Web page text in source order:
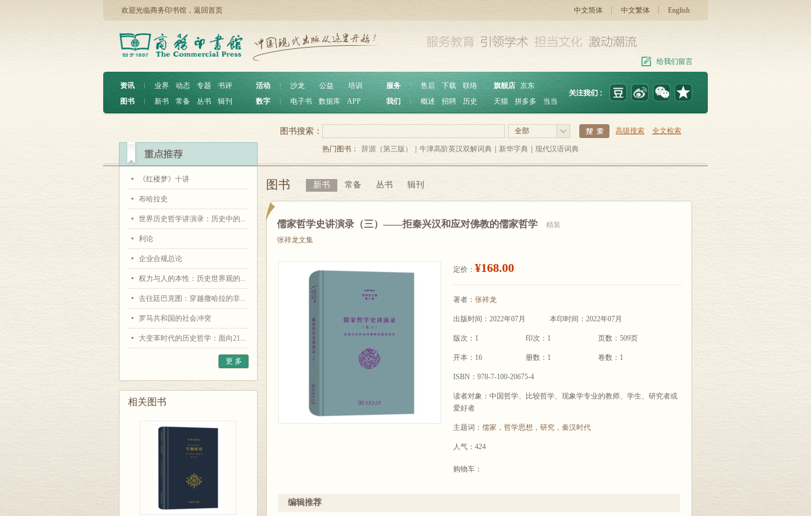
欢迎光临商务印书馆， 返回首页 中文简体 中文繁体 English
给我们留言
资讯 ︱ 业界 动态 专题
书评
图书
︱ 新书 常备 丛书 辑刊
活动 沙龙 公益
培训
数字
电子书 数据库 APP
服务 ︱ 售后 下载
联络
我们
概述 招聘 历史
旗舰店 京东
天猫
拼多多 当当
《红楼梦》十讲
布哈拉史
世界历史哲学讲演录：历史中的...
利论
企业合规总论
权力与人的本性：历史世界观的...
去往廷巴克图：穿越撒哈拉的非...
罗马共和国的社会冲突
大变革时代的历史哲学：面向21...
更 多
相关图书
全部 高级搜索 全文检索
图书搜索：
热门图书： 辞源（第三版） 牛津高阶英汉双解词典 新华字典 现代汉语词典
图书 新书 常备 丛书 辑刊
儒家哲学史讲演录（三）——拒秦兴汉和应对佛教的儒家哲学
精装
张祥龙文集
定价： ¥168.00
著者： 张祥龙
出版时间：2022年07月 本印时间：2022年07月
版次：1 印次：1 页数：509页
开本：16 册数：1 卷数：1
ISBN：978-7-100-20675-4
读者对象：中国哲学、比较哲学、现象学专业的教师、学生、研究者或
爱好者
主题词： 儒家 ， 哲学思想 ， 研究 ， 秦汉时代
人气：424
购物车：
编辑推荐